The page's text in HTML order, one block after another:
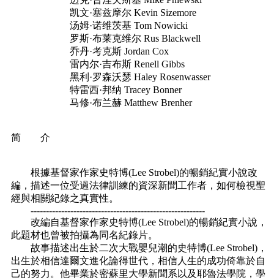
凯文·塞兹摩尔 Kevin Sizemore
汤姆·诺维茨基 Tom Nowicki
罗斯·布莱克维尔 Rus Blackwell
乔丹·考克斯 Jordan Cox
雷内尔·吉布斯 Renell Gibbs
黑利·罗森沃瑟 Haley Rosenwasser
特雷西·邦纳 Tracey Bonner
马修·布兰赫 Matthew Brenher
简 介
根據基督家作家史特博(Lee Strobel)的暢銷紀實小說改
編，描述一位受過法律訓練的資深新聞工作者，如何檢視聖
經與相關紀錄之真實性。
---------------------------------------------------------
改編自基督家作家史特博(Lee Strobel)的暢銷紀實小說，
此題材也曾被拍攝為同名紀錄片。
故事描述出生於二次大戰嬰兒潮的史特博(Lee Strobel)，
出生於相信達爾文進化論得世代，相信人生的成功倚靠於自
己的努力。他畢業於密蘇里大學新聞系以及耶魯法學院，學